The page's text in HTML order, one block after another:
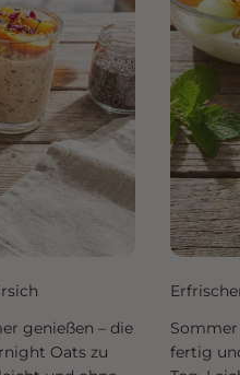
genießen – die
Oats zu
fertig